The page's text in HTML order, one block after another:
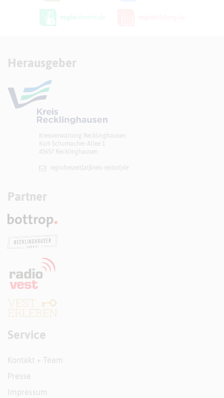
Herausgeber
Kreisverwaltung Recklinghausen
Kurt-Schumacher-Allee 1
45657 Recklinghausen
regiofreizeit[at]​kreis-re(dot)de
Partner
Service
Kontakt + Team
Presse
Impressum